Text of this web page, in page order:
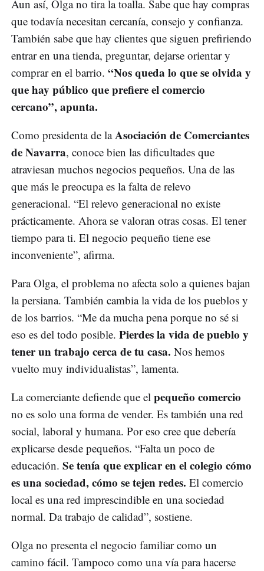
Aun así, Olga no tira la toalla. Sabe que hay compras
que todavía necesitan cercanía, consejo y confianza.
También sabe que hay clientes que siguen prefiriendo
entrar en una tienda, preguntar, dejarse orientar y
comprar en el barrio. “Nos queda lo que se olvida y
que hay público que prefiere el comercio
cercano”, apunta.
Como presidenta de laAsociación de Comerciantes
de Navarra, conoce bien las dificultades que
atraviesan muchos negocios pequeños. Una de las
que más le preocupa es la falta de relevo
generacional. “El relevo generacional no existe
prácticamente. Ahora se valoran otras cosas. El tener
tiempo para ti. El negocio pequeño tiene ese
inconveniente”, afirma.
Para Olga, el problema no afecta solo a quienes bajan
la persiana. También cambia la vida de los pueblos y
de los barrios. “Me da mucha pena porque no sé si
eso es del todo posible. Pierdes la vida de pueblo y
tener un trabajo cerca de tu casa. Nos hemos
vuelto muy individualistas”, lamenta.
La comerciante defiende que el pequeño comercio
no es solo una forma de vender. Es también una red
social, laboral y humana. Por eso cree que debería
explicarse desde pequeños. “Falta un poco de
educación. Se tenía que explicar en el colegio cómo
es una sociedad, cómo se tejen redes. El comercio
local es una red imprescindible en una sociedad
normal. Da trabajo de calidad”, sostiene.
Olga no presenta el negocio familiar como un
camino fácil. Tampoco como una vía para hacerse